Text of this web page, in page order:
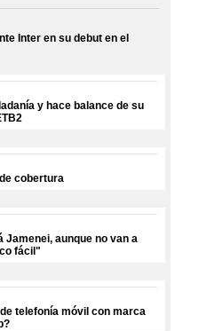
Inter en su debut en el
y hace balance de su
cobertura
Jamenei, aunque no van a
fácil"
telefonía móvil con marca